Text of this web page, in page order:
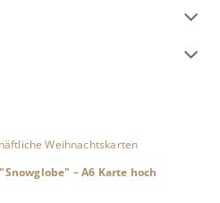
Weihnachtskarten
– A6 Karte hoch